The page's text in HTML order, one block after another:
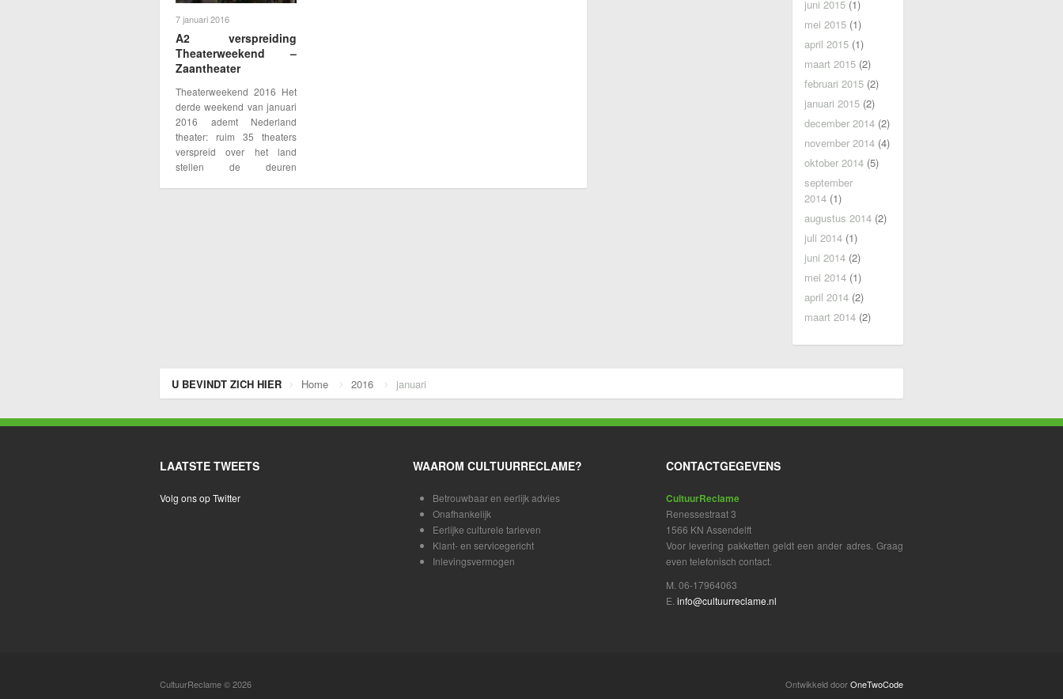
7 januari 2016
A2 verspreiding
Theaterweekend –
Zaantheater
Theaterweekend 2016 Het
derde weekend van januari
2016 ademt Nederland
theater: ruim 35 theaters
verspreid over het land
stellen de deuren
juni 2015 (1)
mei 2015 (1)
april 2015 (1)
maart 2015 (2)
februari 2015 (2)
januari 2015 (2)
december 2014 (2)
november 2014 (4)
oktober 2014 (5)
september
2014 (1)
augustus 2014 (2)
juli 2014 (1)
juni 2014 (2)
mei 2014 (1)
april 2014 (2)
maart 2014 (2)
U BEVINDT ZICH HIER Home 2016 januari
LAATSTE TWEETS
Volg ons op Twitter
WAAROM CULTUURRECLAME?
Betrouwbaar en eerlijk advies
Onafhankelijk
Eerlijke culturele tarieven
Klant- en servicegericht
Inlevingsvermogen
CONTACTGEGEVENS
CultuurReclame
Renessestraat 3
1566 KN Assendelft
Voor levering pakketten geldt een ander adres. Graag
even telefonisch contact.
M. 06-17964063
E.info@cultuurreclame.nl
CultuurReclame © 2026 Ontwikkeld doorOneTwoCode